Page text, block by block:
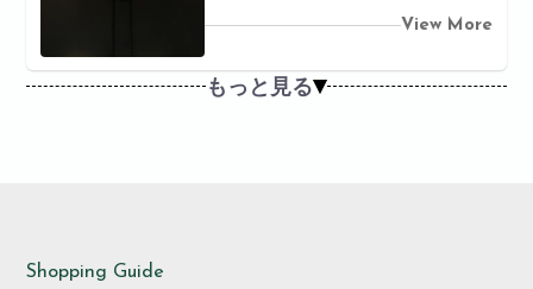
View More
もっと見る
Shopping Guide